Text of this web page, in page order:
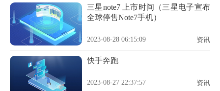
三星note7 上市时间（三星电子宣布
全球停售Note7手机）
2023-08-28 06:15:09 资讯
快手奔跑
2023-08-27 22:37:57 资讯